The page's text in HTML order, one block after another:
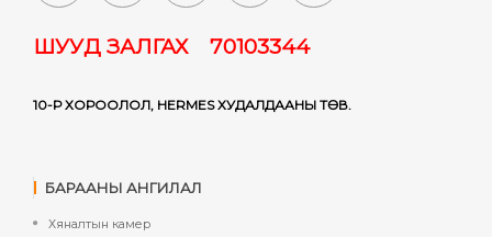
ШУУД ЗАЛГАХ 70103344
10-Р ХОРООЛОЛ, HERMES ХУДАЛДААНЫ ТӨВ.
БАРААНЫ АНГИЛАЛ
Хяналтын камер